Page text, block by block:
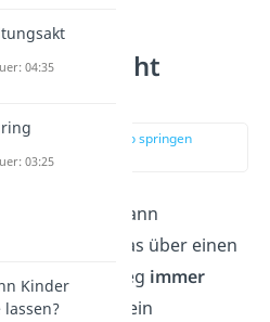
erklärt
zur Stelle im Video springen
(00:13)
kann
wenn du etwas über einen
Zeitraum hinweg immer
Es ist somit ein
04:35
03:25
Kinder